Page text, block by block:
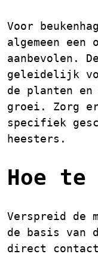
Voor
algemeen een
aanbevolen.
geleidelijk
de planten en
groei. Zorg
specifiek
heesters.
Hoe te
Verspreid de
de basis van
direct